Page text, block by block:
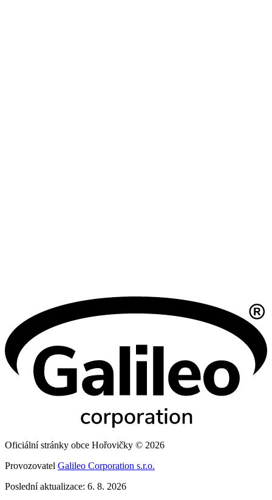
Oficiální stránky obce Hořovičky © 2026
Provozovatel Galileo Corporation s.r.o.
Poslední aktualizace: 6. 8. 2026